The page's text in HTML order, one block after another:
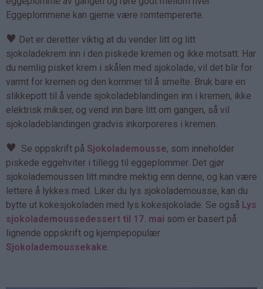
Eggeplommene kan gjerne være romtempererte.
♥ Det er deretter viktig at du vender litt og litt
sjokoladekrem inn i den piskede kremen og ikke motsatt. Har
du nemlig pisket krem i skålen med sjokolade, vil det blir for
varmt for kremen og den kommer til å smelte. Bruk bare en
slikkepott til å vende sjokoladeblandingen inn i kremen, ikke
elektrisk mikser, og vend inn bare litt om gangen, så vil
sjokoladeblandingen gradvis inkorporeres i kremen.
♥ Se oppskrift på Sjokolademousse, som inneholder
piskede eggehviter i tillegg til eggeplommer. Det gjør
sjokolademoussen litt mindre mektig enn denne, og kan være
lettere å lykkes med. Liker du lys sjokolademousse, kan du
bytte ut kokesjokoladen med lys kokesjokolade. Se også Lys
sjokolademoussedessert til 17. mai som er basert på
lignende oppskrift og kjempepopulær
Sjokolademoussekake